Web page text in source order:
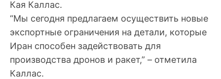
Кая Каллас.
“Мы сегодня предлагаем осуществить новые
экспортные ограничения на детали, которые
Иран способен задействовать для
производства дронов и ракет,” – отметила
Каллас.